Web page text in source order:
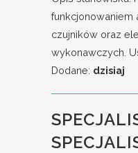
funkcjonowaniem
czujników oraz
wykonawczych.
Dodane: dzisiaj